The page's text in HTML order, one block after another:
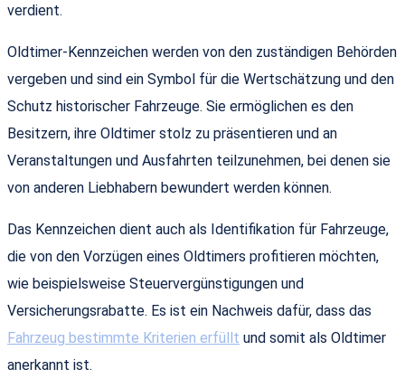
verdient.
Oldtimer-Kennzeichen werden von den zuständigen Behörden
vergeben und sind ein Symbol für die Wertschätzung und den
Schutz historischer Fahrzeuge. Sie ermöglichen es den
Besitzern, ihre Oldtimer stolz zu präsentieren und an
Veranstaltungen und Ausfahrten teilzunehmen, bei denen sie
von anderen Liebhabern bewundert werden können.
Das Kennzeichen dient auch als Identifikation für Fahrzeuge,
die von den Vorzügen eines Oldtimers profitieren möchten,
wie beispielsweise Steuervergünstigungen und
Versicherungsrabatte. Es ist ein Nachweis dafür, dass das
Fahrzeug bestimmte Kriterien erfüllt und somit als Oldtimer
anerkannt ist.